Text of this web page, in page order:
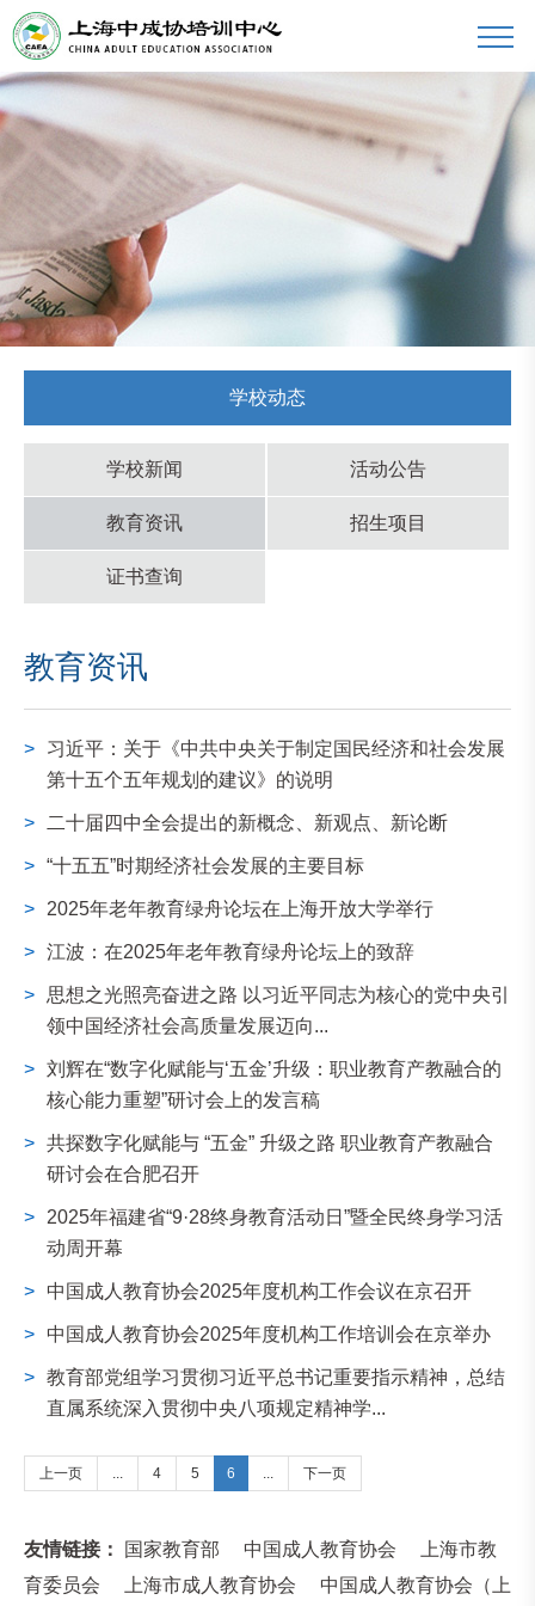
学校动态
学校新闻 活动公告
教育资讯 招生项目
证书查询
教育资讯
>
习近平：关于《中共中央关于制定国民经济和社会发展
第十五个五年规划的建议》的说明
> 二十届四中全会提出的新概念、新观点、新论断
> “十五五”时期经济社会发展的主要目标
> 2025年老年教育绿舟论坛在上海开放大学举行
> 江波：在2025年老年教育绿舟论坛上的致辞
>
思想之光照亮奋进之路 以习近平同志为核心的党中央引
领中国经济社会高质量发展迈向...
> 刘辉在“数字化赋能与‘五金’升级：职业教育产教融合的
核心能力重塑”研讨会上的发言稿
> 共探数字化赋能与 “五金” 升级之路 职业教育产教融合
研讨会在合肥召开
>
2025年福建省“9·28终身教育活动日”暨全民终身学习活
动周开幕
> 中国成人教育协会2025年度机构工作会议在京召开
> 中国成人教育协会2025年度机构工作培训会在京举办
> 教育部党组学习贯彻习近平总书记重要指示精神，总结
直属系统深入贯彻中央八项规定精神学...
上一页 ... 4 5 6 ... 下一页
友情链接： 国家教育部 中国成人教育协会
上海市教
育委员会
上海市成人教育协会 中国成人教育协会（上